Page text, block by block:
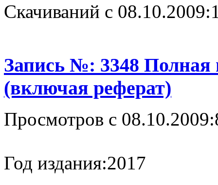
Cкачиваний с 08.10.2009:
Запись №: 3348 Полная
(включая реферат)
Просмотров с 08.10.2009:
Год издания:2017